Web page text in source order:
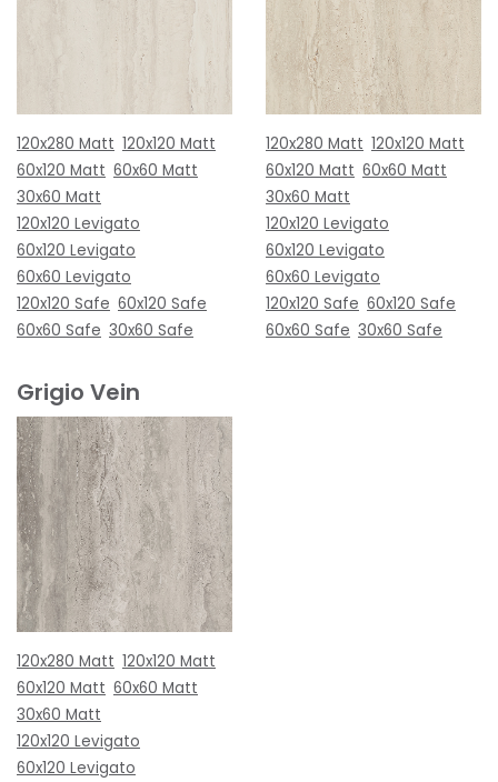
120x280 Matt 120x120 Matt
60x120 Matt 60x60 Matt
30x60 Matt
120x120 Levigato
60x120 Levigato
60x60 Levigato
120x120 Safe 60x120 Safe
60x60 Safe 30x60 Safe
120x280 Matt 120x120 Matt
60x120 Matt 60x60 Matt
30x60 Matt
120x120 Levigato
60x120 Levigato
60x60 Levigato
120x120 Safe 60x120 Safe
60x60 Safe 30x60 Safe
Grigio Vein
120x280 Matt 120x120 Matt
60x120 Matt 60x60 Matt
30x60 Matt
120x120 Levigato
60x120 Levigato